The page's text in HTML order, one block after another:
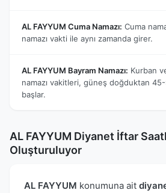
AL FAYYUM Cuma Namazı: Cuma
namazı vakti ile aynı zamanda girer.
AL FAYYUM Bayram Namazı: Kurban
namazı vakitleri, güneş doğduktan
başlar.
AL FAYYUM Diyanet İftar
Oluşturuluyor
AL FAYYUM konumuna ait